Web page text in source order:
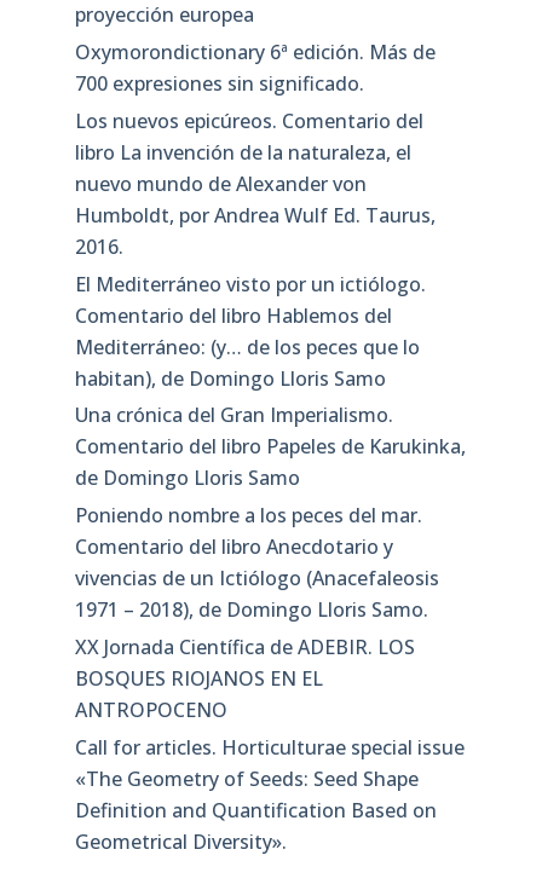
proyección europea
Oxymorondictionary 6ª edición. Más de
700 expresiones sin significado.
Los nuevos epicúreos. Comentario del
libro La invención de la naturaleza, el
nuevo mundo de Alexander von
Humboldt, por Andrea Wulf Ed. Taurus,
2016.
El Mediterráneo visto por un ictiólogo.
Comentario del libro Hablemos del
Mediterráneo: (y… de los peces que lo
habitan), de Domingo Lloris Samo
Una crónica del Gran Imperialismo.
Comentario del libro Papeles de Karukinka,
de Domingo Lloris Samo
Poniendo nombre a los peces del mar.
Comentario del libro Anecdotario y
vivencias de un Ictiólogo (Anacefaleosis
1971 – 2018), de Domingo Lloris Samo.
XX Jornada Científica de ADEBIR. LOS
BOSQUES RIOJANOS EN EL
ANTROPOCENO
Call for articles. Horticulturae special issue
«The Geometry of Seeds: Seed Shape
Definition and Quantification Based on
Geometrical Diversity»​.